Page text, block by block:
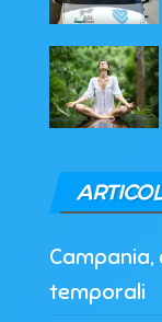
temporali